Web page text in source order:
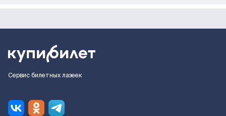
Сервис билетных лазеек